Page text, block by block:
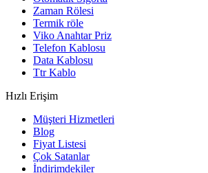
Zaman Rölesi
Termik röle
Viko Anahtar Priz
Telefon Kablosu
Data Kablosu
Ttr Kablo
Hızlı Erişim
Müşteri Hizmetleri
Blog
Fiyat Listesi
Çok Satanlar
İndirimdekiler